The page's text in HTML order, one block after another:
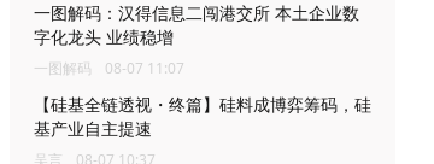
一图解码：汉得信息二闯港交所 本土企业数
字化龙头 业绩稳增
一图解码 08-07 11:07
【硅基全链透视・终篇】硅料成博弈筹码，硅
基产业自主提速
吴言 08-07 10:37